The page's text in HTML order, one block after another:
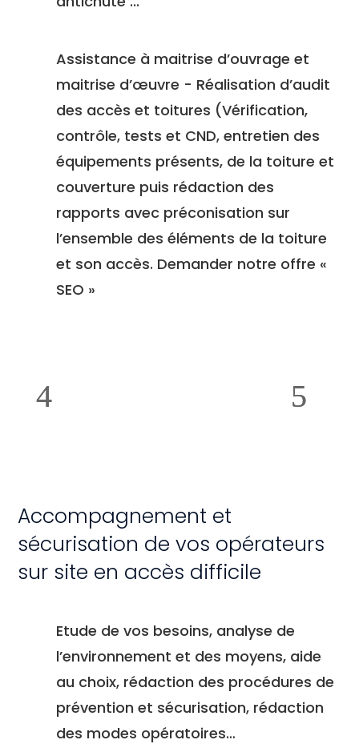
Assistance à maitrise d’ouvrage et
maitrise d’œuvre - Réalisation d’audit
des accès et toitures (Vérification,
contrôle, tests et CND, entretien des
équipements présents, de la toiture et
couverture puis rédaction des
rapports avec préconisation sur
l’ensemble des éléments de la toiture
et son accès. Demander notre offre «
SEO »
Accompagnement et
sécurisation de vos opérateurs
sur site en accès difficile
Etude de vos besoins, analyse de
l’environnement et des moyens, aide
au choix, rédaction des procédures de
prévention et sécurisation, rédaction
des modes opératoires…